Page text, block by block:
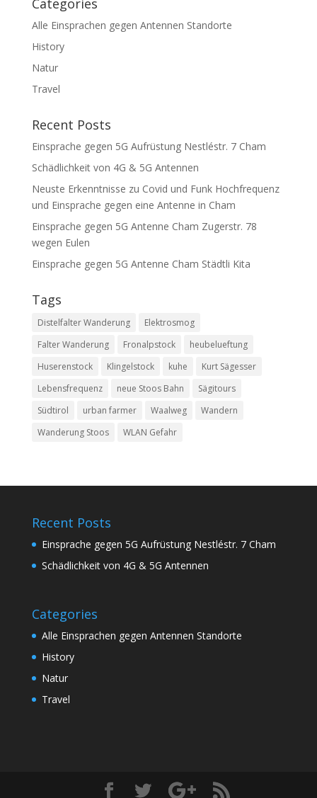
Categories
Alle Einsprachen gegen Antennen Standorte
History
Natur
Travel
Recent Posts
Einsprache gegen 5G Aufrüstung Nestléstr. 7 Cham
Schädlichkeit von 4G & 5G Antennen
Neuste Erkenntnisse zu Covid und Funk Hochfrequenz
und Einsprache gegen eine Antenne in Cham
Einsprache gegen 5G Antenne Cham Zugerstr. 78
wegen Eulen
Einsprache gegen 5G Antenne Cham Städtli Kita
Tags
Distelfalter Wanderung
Elektrosmog
Falter Wanderung
Fronalpstock
heubelueftung
Huserenstock
Klingelstock kuhe
Kurt Sägesser
Lebensfrequenz
neue Stoos Bahn
Sägitours
Südtirol
urban farmer Waalweg
Wandern
Wanderung Stoos
WLAN Gefahr
Recent Posts
Einsprache gegen 5G Aufrüstung Nestléstr. 7 Cham
Schädlichkeit von 4G & 5G Antennen
Categories
Alle Einsprachen gegen Antennen Standorte
History
Natur
Travel